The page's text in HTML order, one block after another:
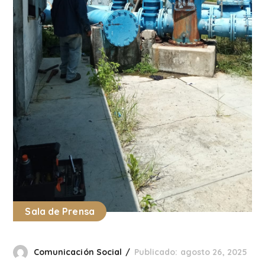
Sala de Prensa
Comunicación Social Publicado: agosto 26, 2025